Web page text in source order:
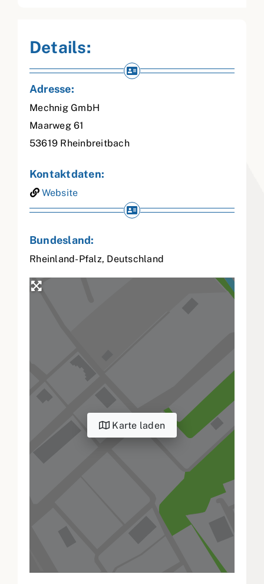
Details:
Adresse:
Mechnig GmbH
Maarweg 61
53619 Rheinbreitbach
Kontaktdaten:
Website
Bundesland:
Rheinland-Pfalz, Deutschland
Karte laden